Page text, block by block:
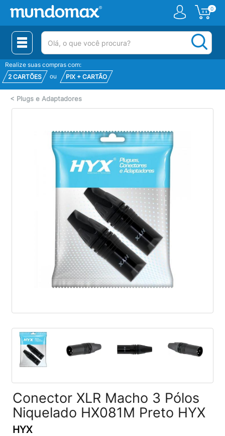
0
(pesquisar)
Realize suas compras com:
2 CARTÕES
ou PIX + CARTÃO
< Plugs e Adaptadores
Conector XLR Macho 3 Pólos
Niquelado HX081M Preto HYX
HYX